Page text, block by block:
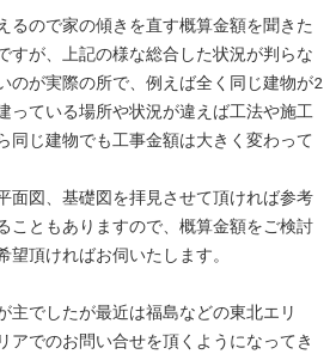
るので家の傾きを直す概算金額を聞きた
すが、上記の様な総合した状況が判らな
のが実際の所で、例えば全く同じ建物が2
っている場所や状況が違えば工法や施工
同じ建物でも工事金額は大きく変わって
面図、基礎図を拝見させて頂ければ参考
こともありますので、概算金額をご検討
頂ければお伺いたします。
主でしたが最近は福島などの東北エリ
アでのお問い合せを頂くようになってき